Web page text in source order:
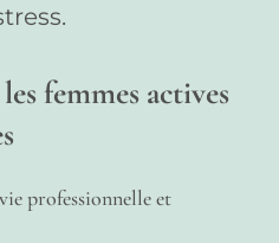
femmes actives
professionnelle et